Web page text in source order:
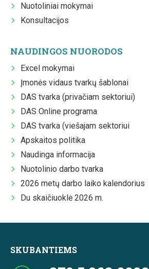
Nuotoliniai mokymai
Konsultacijos
NAUDINGOS NUORODOS
Excel mokymai
Įmonės vidaus tvarkų šablonai
DAS tvarka (privačiam sektoriui)
DAS Online programa
DAS tvarka (viešajam sektoriui
Apskaitos politika
Naudinga informacija
Nuotolinio darbo tvarka
2026 metų darbo laiko kalendorius
Du skaičiuoklė 2026 m.
SKUBANTIEMS